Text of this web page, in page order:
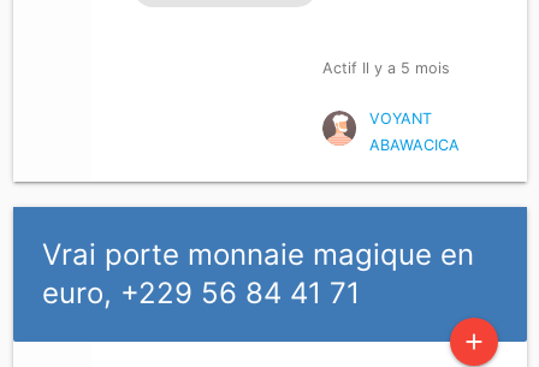
Actif Il y a 5 mois
VOYANT
ABAWACICA
Vrai porte monnaie magique en
euro, +229 56 84 41 71
add